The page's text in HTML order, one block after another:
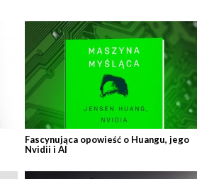
Fascynująca opowieść o Huangu, jego
Nvidii i AI